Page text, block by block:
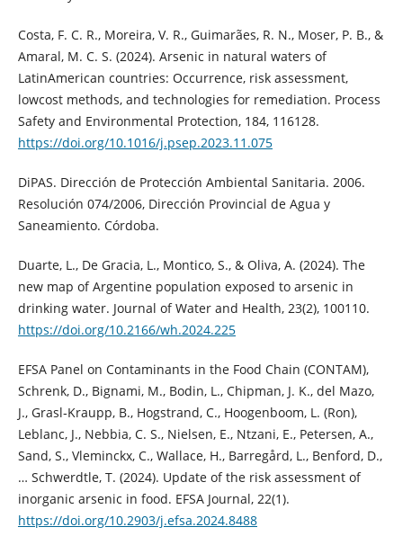
Costa, F. C. R., Moreira, V. R., Guimarães, R. N., Moser, P. B., &
Amaral, M. C. S. (2024). Arsenic in natural waters of
LatinAmerican countries: Occurrence, risk assessment,
lowcost methods, and technologies for remediation. Process
Safety and Environmental Protection, 184, 116128.
https://doi.org/10.1016/j.psep.2023.11.075
DiPAS. Dirección de Protección Ambiental Sanitaria. 2006.
Resolución 074/2006, Dirección Provincial de Agua y
Saneamiento. Córdoba.
Duarte, L., De Gracia, L., Montico, S., & Oliva, A. (2024). The
new map of Argentine population exposed to arsenic in
drinking water. Journal of Water and Health, 23(2), 100110.
https://doi.org/10.2166/wh.2024.225
EFSA Panel on Contaminants in the Food Chain (CONTAM),
Schrenk, D., Bignami, M., Bodin, L., Chipman, J. K., del Mazo,
J., Grasl‐Kraupp, B., Hogstrand, C., Hoogenboom, L. (Ron),
Leblanc, J., Nebbia, C. S., Nielsen, E., Ntzani, E., Petersen, A.,
Sand, S., Vleminckx, C., Wallace, H., Barregård, L., Benford, D.,
… Schwerdtle, T. (2024). Update of the risk assessment of
inorganic arsenic in food. EFSA Journal, 22(1).
https://doi.org/10.2903/j.efsa.2024.8488